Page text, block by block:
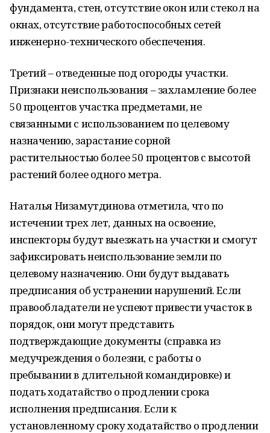
фундамента, стен, отсутствие окон или стекол на
окнах, отсутствие работоспособных сетей
инженерно-технического обеспечения.
Третий – отведенные под огороды участки.
Признаки неиспользования – захламление более
50 процентов участка предметами, не
связанными с использованием по целевому
назначению, зарастание сорной
растительностью более 50 процентов с высотой
растений более одного метра.
Наталья Низамутдинова отметила, что по
истечении трех лет, данных на освоение,
инспекторы будут выезжать на участки и смогут
зафиксировать неиспользование земли по
целевому назначению. Они будут выдавать
предписания об устранении нарушений. Если
правообладатели не успеют привести участок в
порядок, они могут представить
подтверждающие документы (справка из
медучреждения о болезни, с работы о
пребывании в длительной командировке) и
подать ходатайство о продлении срока
исполнения предписания. Если к
установленному сроку ходатайство о продлении